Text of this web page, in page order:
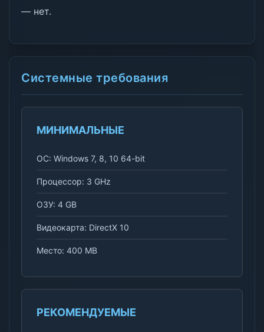
— нет.
Системные требования
МИНИМАЛЬНЫЕ
ОС: Windows 7, 8, 10 64-bit
Процессор: 3 GHz
ОЗУ: 4 GB
Видеокарта: DirectX 10
Место: 400 MB
РЕКОМЕНДУЕМЫЕ